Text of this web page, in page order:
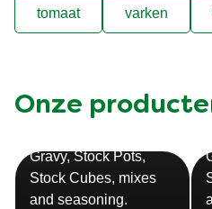
tomaat varken
Onze
Gravy, Stock Pots,
Stock Cubes, mixes
and seasoning.